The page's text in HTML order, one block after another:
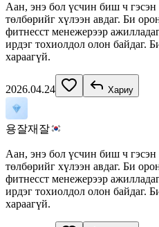
Аан, энэ бол үсчин биш ч
төлбөрийг хүлээн авдаг. Би
фитнесст менежерээр
ирдэг тохиолдол олон байдаг.
хараагүй.
2026.04.24 Хариу
용잘재잘
Аан, энэ бол үсчин биш ч
төлбөрийг хүлээн авдаг. Би
фитнесст менежерээр
ирдэг тохиолдол олон байдаг.
хараагүй.